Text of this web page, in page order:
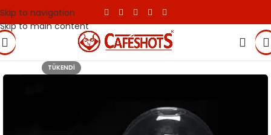
Skip to navigation
Skip to main content
TÜKENDI